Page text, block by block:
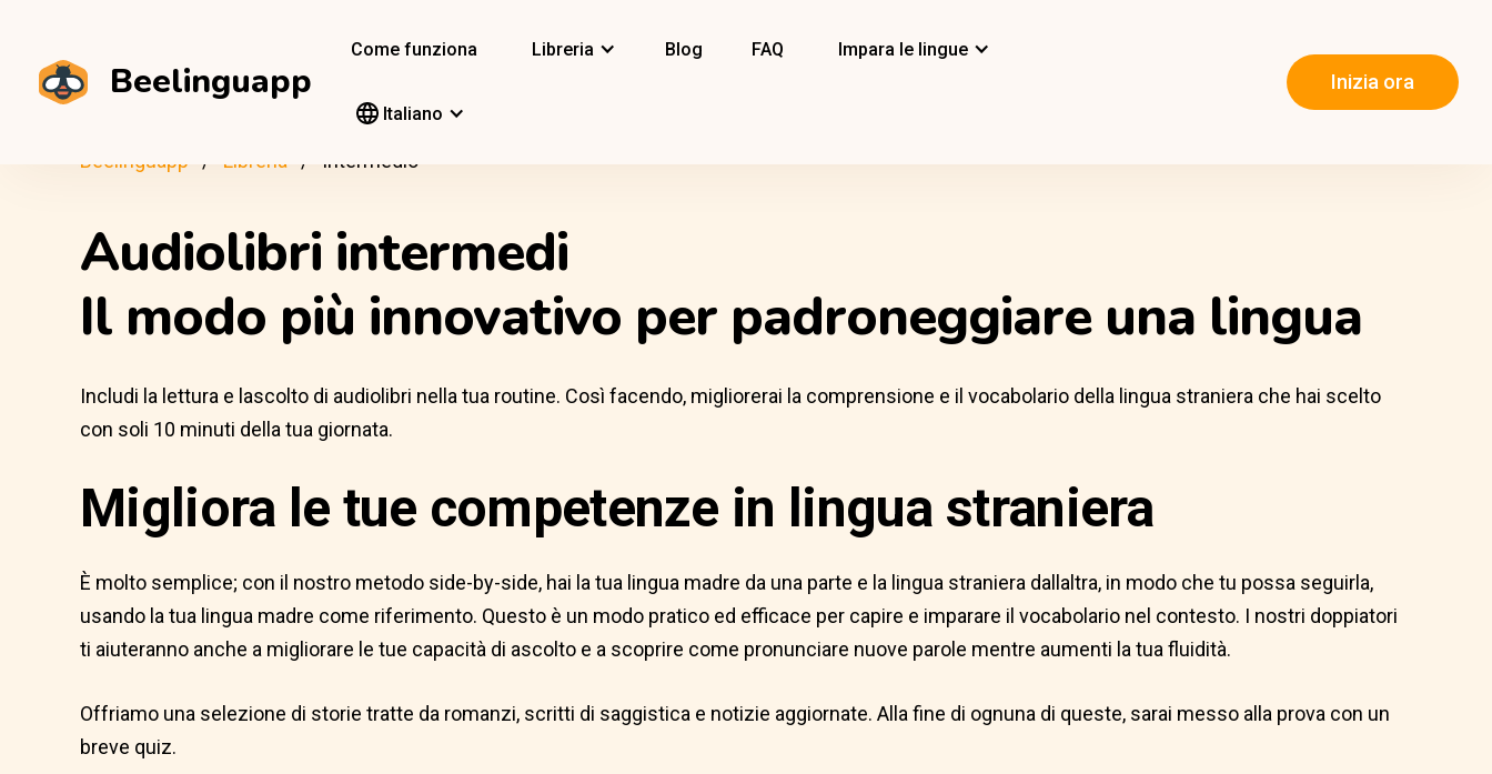
Beelinguapp
Come funziona Libreria Blog FAQ Impara le lingue
Italiano
Inizia ora
Beelinguapp Libreria Intermedio
Audiolibri intermedi
Il modo più innovativo per padroneggiare una lingua
Includi la lettura e lascolto di audiolibri nella tua routine. Così facendo, migliorerai la comprensione e il vocabolario della lingua straniera che hai scelto
con soli 10 minuti della tua giornata.
Migliora le tue competenze in lingua straniera
È molto semplice; con il nostro metodo side-by-side, hai la tua lingua madre da una parte e la lingua straniera dallaltra, in modo che tu possa seguirla,
usando la tua lingua madre come riferimento. Questo è un modo pratico ed efficace per capire e imparare il vocabolario nel contesto. I nostri doppiatori
ti aiuteranno anche a migliorare le tue capacità di ascolto e a scoprire come pronunciare nuove parole mentre aumenti la tua fluidità.
Offriamo una selezione di storie tratte da romanzi, scritti di saggistica e notizie aggiornate. Alla fine di ognuna di queste, sarai messo alla prova con un
breve quiz.